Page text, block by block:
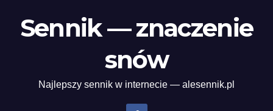
Sennik — znaczenie
snów
Najlepszy sennik w internecie — alesennik.pl